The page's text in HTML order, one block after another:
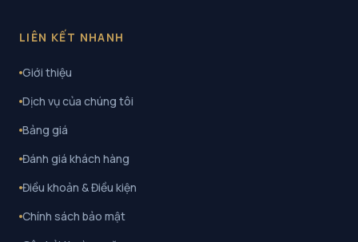
LIÊN KẾT NHANH
Giới thiệu
Dịch vụ của chúng tôi
Bảng giá
Đánh giá khách hàng
Điều khoản & Điều kiện
Chính sách bảo mật